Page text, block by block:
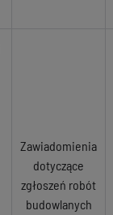
Zawiadomienia
dotyczące
zgłoszeń robót
budowlanych